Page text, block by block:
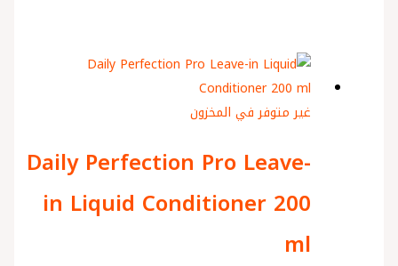
غير متوفر في المخزون
Daily Perfection Pro Leave-
in Liquid Conditioner 200
ml